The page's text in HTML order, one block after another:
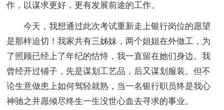
作，以谋求更好，更有发展前途的工作。
今天，我想通过此次考试重新走上银行岗位的愿望
是那样迫切！我家共有三姊妹，两个姐姐在外做工，为
了照顾已经上了年纪的怙恃，我一直留在她们身边。我
曾经开过铺子，先是谋划工艺品，后又谋划服装。但不
论生意做患上如何驾轻就熟，当一名银行职员终是我心
神驰之并愿倾尽终生一生没世心血去寻求的事业。